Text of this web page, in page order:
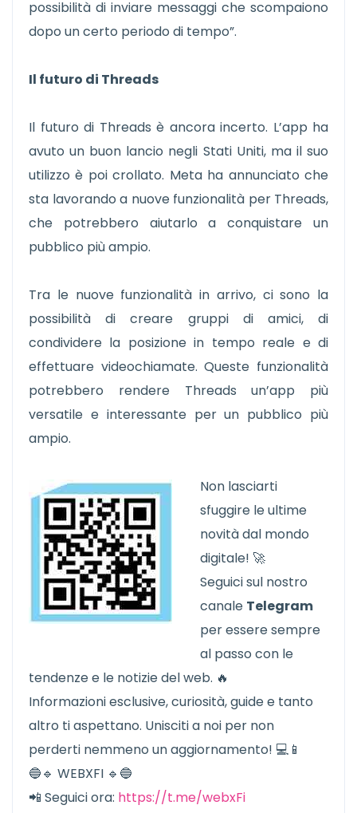
possibilità di inviare messaggi che scompaiono
dopo un certo periodo di tempo”.
Il futuro di Threads
Il futuro di Threads è ancora incerto. L’app ha
avuto un buon lancio negli Stati Uniti, ma il suo
utilizzo è poi crollato. Meta ha annunciato che
sta lavorando a nuove funzionalità per Threads,
che potrebbero aiutarlo a conquistare un
pubblico più ampio.
Tra le nuove funzionalità in arrivo, ci sono la
possibilità di creare gruppi di amici, di
condividere la posizione in tempo reale e di
effettuare videochiamate. Queste funzionalità
potrebbero rendere Threads un’app più
versatile e interessante per un pubblico più
ampio.
Non lasciarti
sfuggire le ultime
novità dal mondo
digitale! 🚀
Seguici sul nostro
canale Telegram
per essere sempre
al passo con le
tendenze e le notizie del web. 🔥
Informazioni esclusive, curiosità, guide e tanto
altro ti aspettano. Unisciti a noi per non
perderti nemmeno un aggiornamento! 💻📱
🔵🔹 WEBXFI 🔹🔵
📲 Seguici ora: https://t.me/webxFi